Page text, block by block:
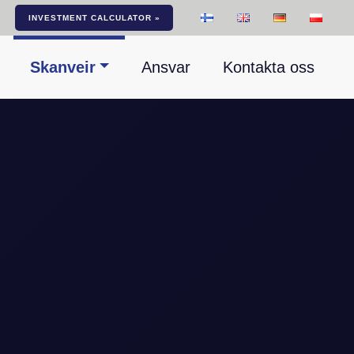
INVESTMENT CALCULATOR »
Skanveir Ansvar Kontakta oss